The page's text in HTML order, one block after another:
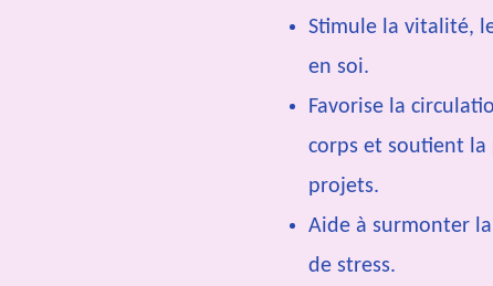
Stimule la vitalité,
en soi.
Favorise la
corps et soutient la
projets.
Aide à surmonter
de stress.